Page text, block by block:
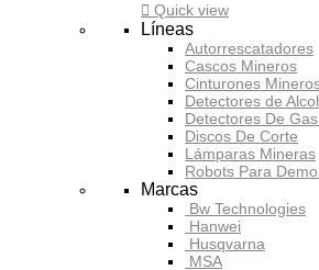
 Quick view
Líneas
Autorrescatadores
Cascos Mineros
Cinturones
Detectores de
Detectores De
Discos De Corte
Lámparas Mineras
Robots Para
Marcas
Bw Technologies
Hanwei
Husqvarna
MSA